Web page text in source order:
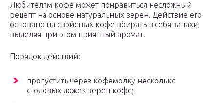
Любителям кофе может понравиться несложный
рецепт на основе натуральных зерен. Действие его
основано на свойствах кофе вбирать в себя запахи,
выделяя при этом приятный аромат.
Порядок действий:
пропустить через кофемолку несколько
столовых ложек зерен кофе;